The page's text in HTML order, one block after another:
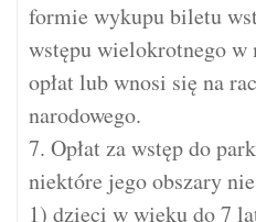
formie wykupu biletu
wstępu wielokrotnego w
opłat lub wnosi się na
narodowego.
7. Opłat za wstęp do
niektóre jego obszary
1) dzieci w wieku do 7